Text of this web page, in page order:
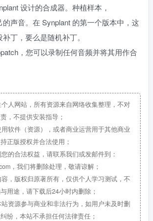
设计的合成器。种植样本，
的声音。在 Synplant 的第一个版本中，这
丁，要么是随机补丁。
，您可以录制任何音频并将其用作合
人网站，所有资源来自网络收集整理，不对
，不提供安装指导；
软件（资源），或者商业运营用于其他商业
正版授权并合法使用；
的合法权益，请联系我们或发邮件到：
，我们将删除处理，敬请谅解；
，版权归原著所有，仅供个人学习测试，不
用途，请下载后24小时内删除；
资源参与商业和非法行为，如用户未及时删
纷，本站不承担任何法律责任；